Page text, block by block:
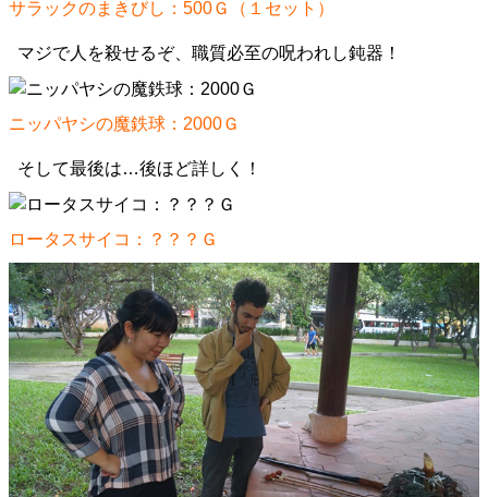
サラックのまきびし：500Ｇ（１セット）
マジで人を殺せるぞ、職質必至の呪われし鈍器！
ニッパヤシの魔鉄球：2000Ｇ
そして最後は…後ほど詳しく！
ロータスサイコ：？？？Ｇ